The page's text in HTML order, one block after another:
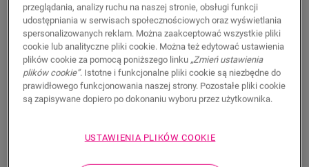
WYSZUKAJ
podłogi. Praktyczne rowki na kable z tyłu. Listwę
przeglądania, analizy ruchu na naszej stronie, obsługi funkcji
udostępniania w serwisach społecznościowych oraz wyświetlania
spersonalizowanych reklam. Można zaakceptować wszystkie pliki
cookie lub analityczne pliki cookie. Można też edytować ustawienia
plików cookie za pomocą poniższego linku „Zmień ustawienia
plików cookie”. Istotne i funkcjonalne pliki cookie są niezbędne do
prawidłowego funkcjonowania naszej strony. Pozostałe pliki cookie
są zapisywane dopiero po dokonaniu wyboru przez użytkownika.
USTAWIENIA PLIKÓW COOKIE